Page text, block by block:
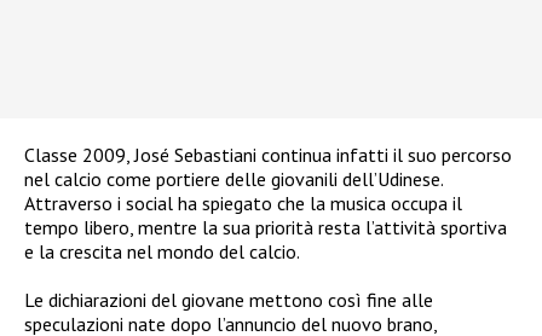
Classe 2009, José Sebastiani continua infatti il suo percorso
nel calcio come portiere delle giovanili dell’Udinese.
Attraverso i social ha spiegato che la musica occupa il
tempo libero, mentre la sua priorità resta l’attività sportiva
e la crescita nel mondo del calcio.
Le dichiarazioni del giovane mettono così fine alle
speculazioni nate dopo l’annuncio del nuovo brano,